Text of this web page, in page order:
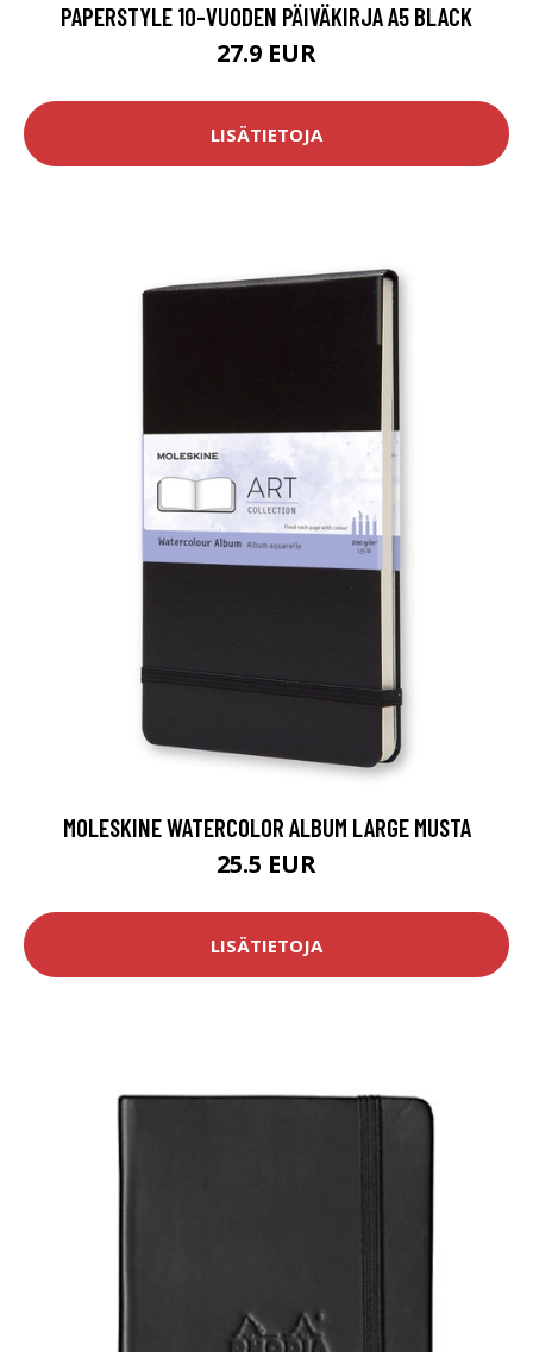
PAPERSTYLE 10-VUODEN PÄIVÄKIRJA A5 BLACK
27.9 EUR
LISÄTIETOJA
MOLESKINE WATERCOLOR ALBUM LARGE MUSTA
25.5 EUR
LISÄTIETOJA